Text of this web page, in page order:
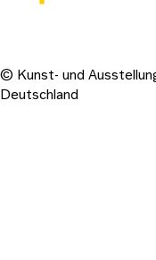
© Kunst- und
Deutschland